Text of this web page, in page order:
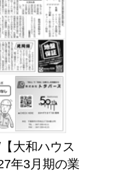
大和ハウス
年3月期の業